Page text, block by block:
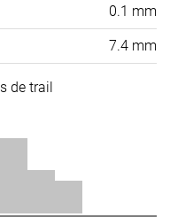
0.1 mm
7.4 mm
de trail